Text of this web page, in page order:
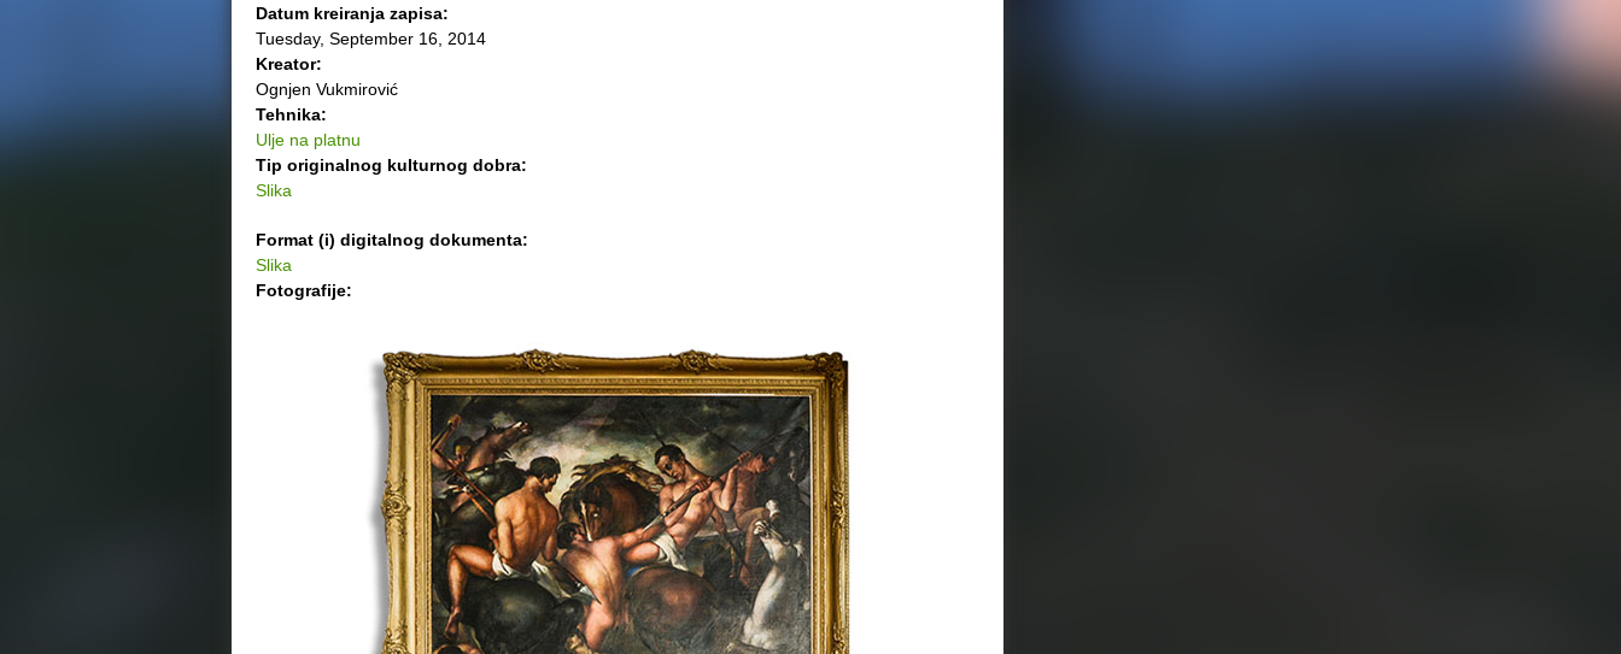
Datum kreiranja zapisa:
Tuesday, September 16, 2014
Kreator:
Ognjen Vukmirović
Tehnika:
Ulje na platnu
Tip originalnog kulturnog dobra:
Slika
Format (i) digitalnog dokumenta:
Slika
Fotografije: